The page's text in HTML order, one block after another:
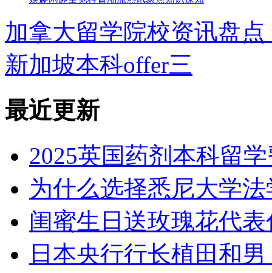
加拿大留学院校资讯盘点
新加坡本科offer三
最近更新
2025英国药剂本科留
为什么选择悉尼大学
闺蜜生日送玫瑰花代
日本央行行长植田和